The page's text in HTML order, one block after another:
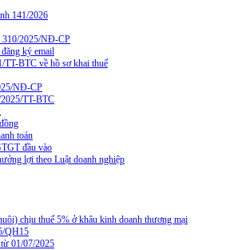
141/2026
310/2025/NĐ-CP
ký email
TT-BTC về hồ sơ khai thuế
NĐ-CP
TT-BTC
toán
đầu vào
lợi theo Luật doanh nghiệp
chịu thuế 5% ở khâu kinh doanh thương mại
QH15
01/07/2025